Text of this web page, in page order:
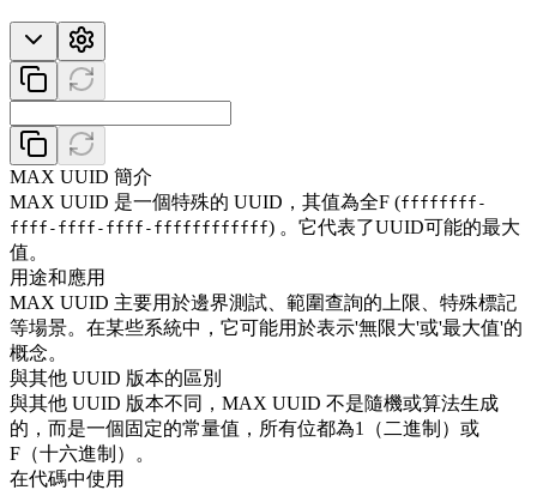
MAX UUID 簡介
MAX UUID 是一個特殊的 UUID，其值為全F (ffffffff-
ffff-ffff-ffff-ffffffffffff) 。它代表了UUID可能的最大
值。
用途和應用
MAX UUID 主要用於邊界測試、範圍查詢的上限、特殊標記
等場景。在某些系統中，它可能用於表示'無限大'或'最大值'的
概念。
與其他 UUID 版本的區別
與其他 UUID 版本不同，MAX UUID 不是隨機或算法生成
的，而是一個固定的常量值，所有位都為1（二進制）或
F（十六進制）。
在代碼中使用